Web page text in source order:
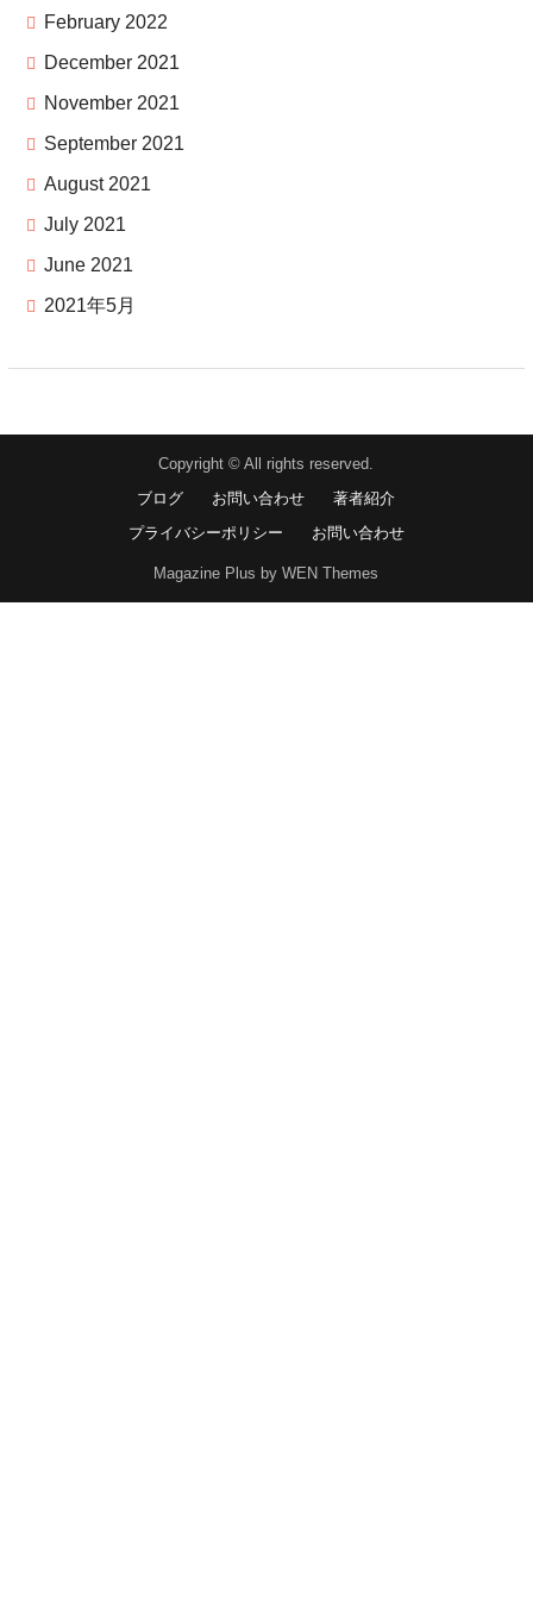
February 2022
December 2021
November 2021
September 2021
August 2021
July 2021
June 2021
2021年5月
Copyright © All rights reserved.
ブログ
お問い合わせ
著者紹介
プライバシーポリシー
お問い合わせ
Magazine Plus by WEN Themes